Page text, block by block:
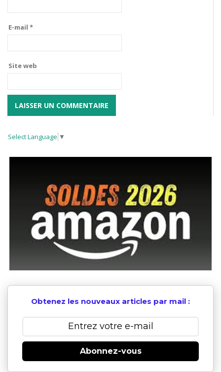
E-mail *
Site web
Select Language ▼
Obtenez les nouveaux articles par mail :
Abonnez-vous